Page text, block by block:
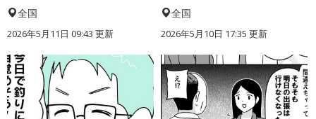
全国
2026年5月11日 09:43 更新
全国
2026年5月10日 17:35 更新